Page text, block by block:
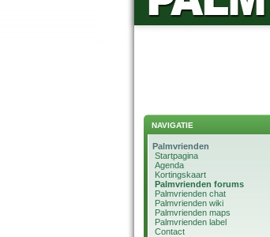
NAVIGATIE
Palmvrienden
Startpagina
Agenda
Kortingskaart
Palmvrienden forums
Palmvrienden chat
Palmvrienden wiki
Palmvrienden maps
Palmvrienden label
Contact